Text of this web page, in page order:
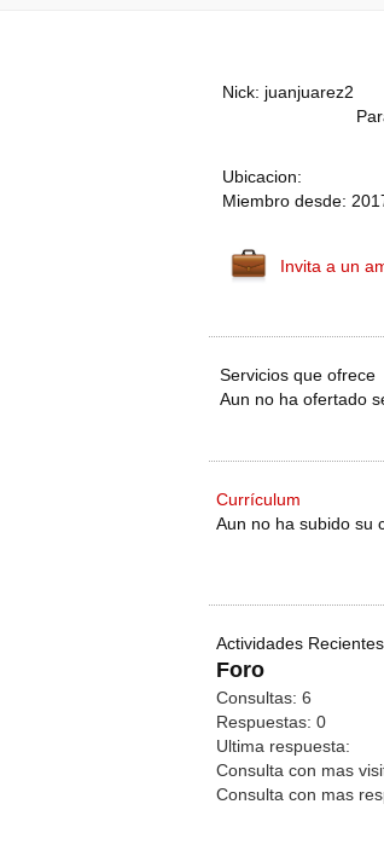
Nick: juanjuarez2
Ubicacion:
Miembro desde:
Invita a un
Servicios que ofrece
Aun no ha ofertado
Currículum
Aun no ha subido su
Actividades Recientes
Foro
Consultas: 6
Respuestas: 0
Ultima respuesta:
Consulta con mas
Consulta con mas